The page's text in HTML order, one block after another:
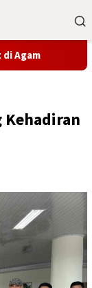
Bersama
Kehadiran